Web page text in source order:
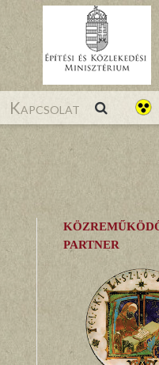
Kapcsolat
PARTNER